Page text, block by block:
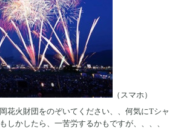
（スマホ）
花火財団をのぞいてください、、何気にTシャ
しかしたら、一苦労するかもですが、、、、